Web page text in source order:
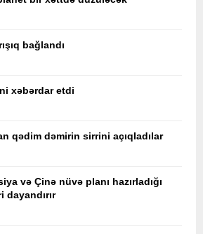
bağlandı
xəbərdar etdi
qədim dəmirin sirrini açıqladılar
və Çinə nüvə planı hazırladığı
dayandırır